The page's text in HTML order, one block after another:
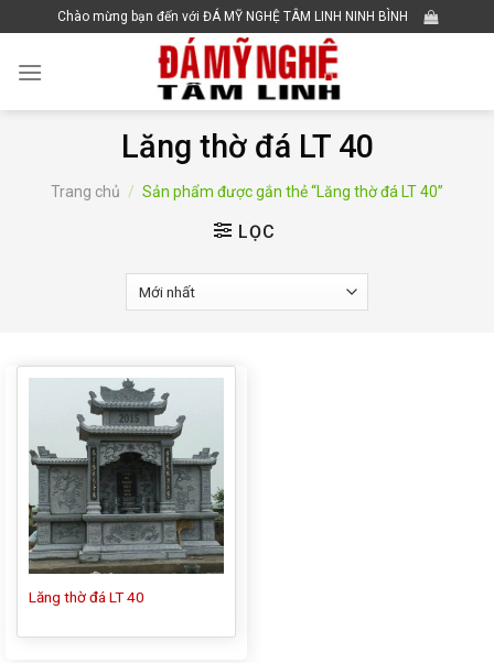
to
content
Chào mừng bạn đến với ĐÁ MỸ NGHỆ TÂM LINH NINH BÌNH
Lăng thờ đá LT 40
Trang chủ / Sản phẩm được gắn thẻ “Lăng thờ đá LT 40”
LỌC
Lăng thờ đá LT 40